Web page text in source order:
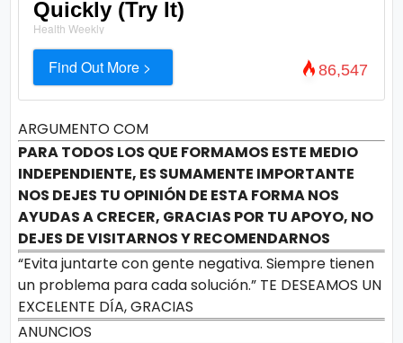
Quickly (Try It)
Health Weekly
Find Out More > 86,547
ARGUMENTO COM
PARA TODOS LOS QUE FORMAMOS ESTE MEDIO
INDEPENDIENTE, ES SUMAMENTE IMPORTANTE
NOS DEJES TU OPINIÓN DE ESTA FORMA NOS
AYUDAS A CRECER, GRACIAS POR TU APOYO, NO
DEJES DE VISITARNOS Y RECOMENDARNOS
“Evita juntarte con gente negativa. Siempre tienen
un problema para cada solución.” TE DESEAMOS UN
EXCELENTE DÍA, GRACIAS
ANUNCIOS